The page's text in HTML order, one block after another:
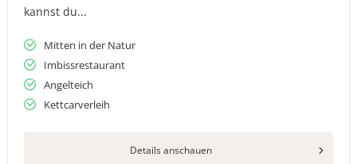
kannst du...
Mitten in der Natur
Imbissrestaurant
Angelteich
Kettcarverleih
Details anschauen